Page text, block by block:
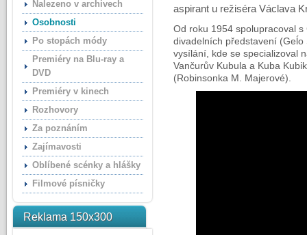
Nalezeno v archivech
Osobnosti
Po stopách módy
Premiéry na Blu-ray a
DVD
Premiéry v kinech
Rozhovory
Za poznáním
Zajímavosti
Oblíbené scénky a hlášky
Filmové písničky
Reklama 150x300
aspirant u režiséra Václava
Od roku 1954 spolupracoval
divadelních představení
vysílání, kde se specializoval
Vančurův Kubula a Kuba
(Robinsonka M. Majerové).